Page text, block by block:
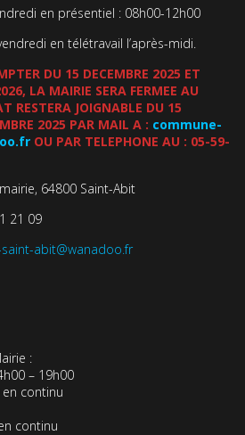
en présentiel : 08h00-12h00
en télétravail l’après-midi.
DU 15 DECEMBRE 2025 ET
LA MAIRIE SERA FERMEE AU
RESTERA JOIGNABLE DU 15
2025 PAR MAIL A : commune-
OU PAR TELEPHONE AU : 05-59-
64800 Saint-Abit
21 09
abit@wanadoo.fr
:
– 19h00
continu
continu